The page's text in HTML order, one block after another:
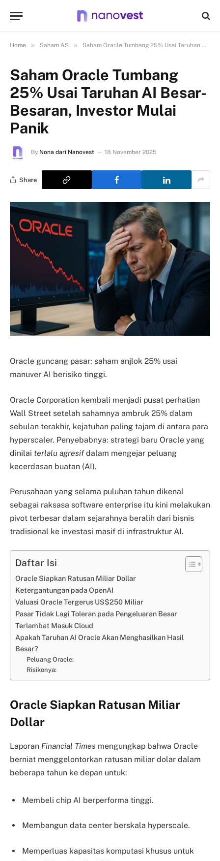
Home » Saham AS » Saham Oracle Tumbang 25% Usai Taruhan AI Besar-Besaran, Investor Mulai Panik
Saham Oracle Tumbang
25% Usai Taruhan AI Besar-
Besaran, Investor Mulai
Panik
By Nona dari Nanovest 18 November 2025
Share
Oracle guncang pasar: saham anjlok 25% usai
manuver AI berisiko tinggi.
Oracle Corporation kembali menjadi pusat perhatian
Wall Street setelah sahamnya ambruk 25% dalam
sebulan terakhir, kejatuhan paling tajam di antara para
hyperscaler. Penyebabnya: strategi baru Oracle yang
dinilai terlalu agresifdalam mengejar peluang
kecerdasan buatan (AI).
Perusahaan yang selama puluhan tahun dikenal
sebagai raksasa software enterprise itu kini melakukan
pivot terbesar dalam sejarahnya beralih dari bisnis
tradisional ke investasi masif di infrastruktur AI.
Daftar Isi
Oracle Siapkan Ratusan Miliar Dollar
Ketergantungan pada OpenAI
Valuasi Oracle Tergerus US$250 Miliar
Pasar Tidak Lagi Toleran pada Pengeluaran Besar
Terlambat Masuk Cloud
Apakah Taruhan AI Oracle Akan Menghasilkan Hasil
Besar?
Peluang Oracle:
Risikonya:
Oracle Siapkan Ratusan Miliar
Dollar
Laporan Financial Times mengungkap bahwa Oracle
berniat menggelontorkan ratusan miliar dolar dalam
beberapa tahun ke depan untuk:
Membeli chip AI berperforma tinggi.
Membangun data center berskala hyperscale.
Memperluas kapasitas komputasi khusus untuk